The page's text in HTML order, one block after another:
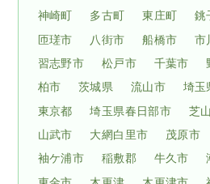
神崎町
多古町 東庄町 銚
匝瑳市
八街市 船橋市 市
習志野市
松戸市 千葉市
柏市
茨城県 流山市 埼玉
東京都
埼玉県春日部市 芝
山武市
大網白里市 茂原市
袖ケ浦市
稲敷郡 牛久市